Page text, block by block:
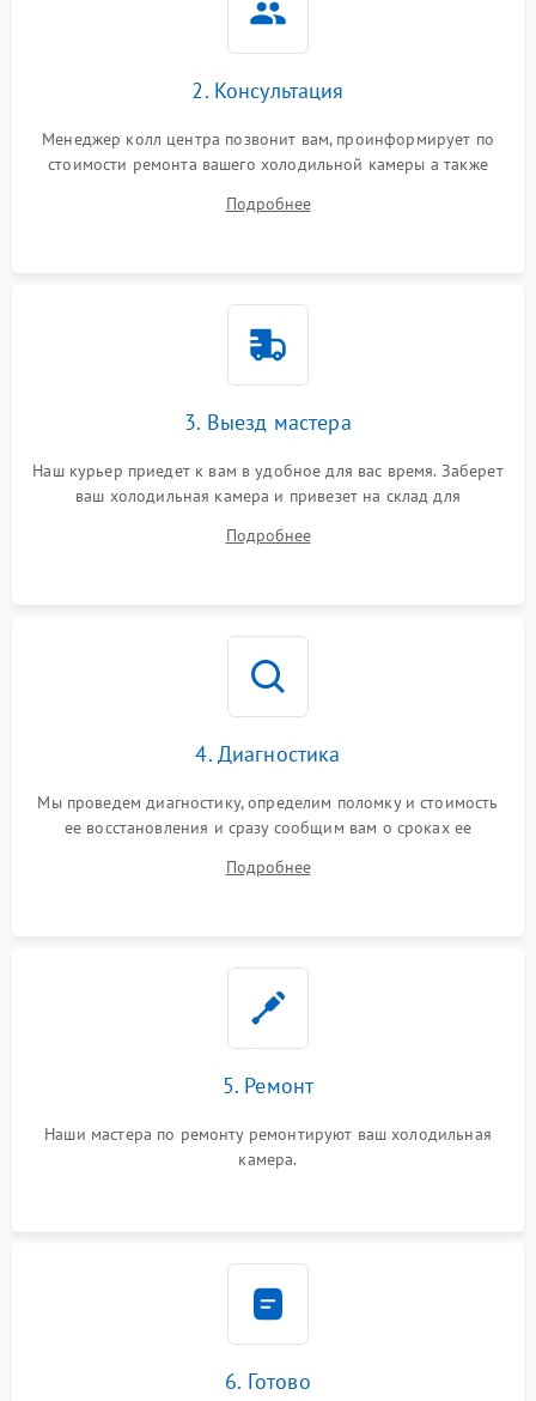
2. Консультация
Менеджер колл центра позвонит вам, проинформирует по
стоимости ремонта вашего холодильной камеры а также
Подробнее
3. Выезд мастера
Наш курьер приедет к вам в удобное для вас время. Заберет
ваш холодильная камера и привезет на склад для
Подробнее
4. Диагностика
Мы проведем диагностику, определим поломку и стоимость
ее восстановления и сразу сообщим вам о сроках ее
Подробнее
5. Ремонт
Наши мастера по ремонту ремонтируют ваш холодильная
камера.
6. Готово